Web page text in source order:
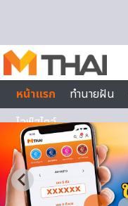
หน้าแรก
ทำนายฝัน
ไลฟ์สไตล์